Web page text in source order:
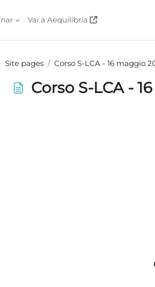
Vai a Aequilibria
Site pages
Corso S-LCA - 16 maggio
Corso S-LCA -